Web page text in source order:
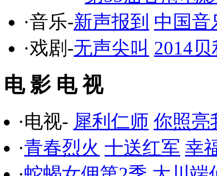
·音乐-新声报到 中国音
·戏剧-无声尖叫 2014
电 影 电 视
·电视- 犀利仁师 你照亮
·青春烈火 十送红军 幸